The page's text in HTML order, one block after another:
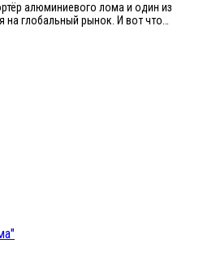
алюминиевого лома и один из
глобальный рынок. И вот что…